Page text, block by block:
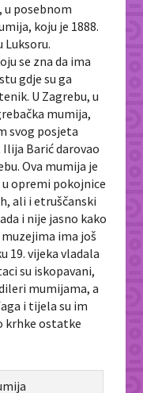
u posebnom
koju je 1888.
Luksoru.
se zna da ima
gdje su ga
U Zagrebu, u
mumija,
svog posjeta
Ilija Barić darovao
Ova mumija je
opremi pokojnice
ali i etruščanski
i nije jasno kako
ima još
19. vijeka vladala
su iskopavani,
mumijama, a
i tijela su im
krhke ostatke